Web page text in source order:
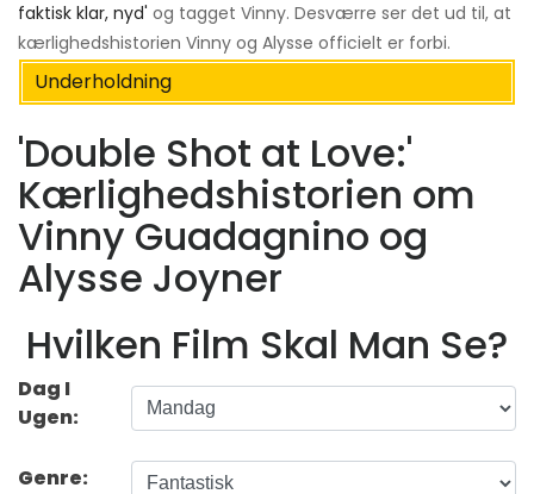
faktisk klar, nyd' og tagget Vinny. Desværre ser det ud til, at
kærlighedshistorien Vinny og Alysse officielt er forbi.
Underholdning
'Double Shot at Love:'
Kærlighedshistorien om
Vinny Guadagnino og
Alysse Joyner
Hvilken Film Skal Man Se?
Dag I
Ugen:
Genre: